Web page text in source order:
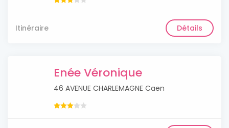
Itinéraire Détails
Enée Véronique
46 AVENUE CHARLEMAGNE Caen